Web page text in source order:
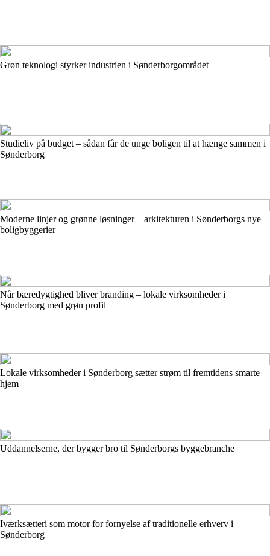
Grøn teknologi styrker industrien i Sønderborgområdet
Studieliv på budget – sådan får de unge boligen til at hænge sammen i
Sønderborg
Moderne linjer og grønne løsninger – arkitekturen i Sønderborgs nye
boligbyggerier
Når bæredygtighed bliver branding – lokale virksomheder i
Sønderborg med grøn profil
Lokale virksomheder i Sønderborg sætter strøm til fremtidens smarte
hjem
Uddannelserne, der bygger bro til Sønderborgs byggebranche
Iværksætteri som motor for fornyelse af traditionelle erhverv i
Sønderborg